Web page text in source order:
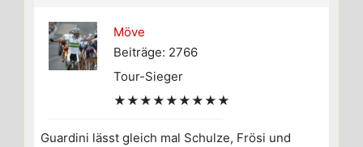
Möve
Beiträge: 2766
Tour-Sieger
★★★★★★★★★
Guardini lässt gleich mal Schulze, Frösi und